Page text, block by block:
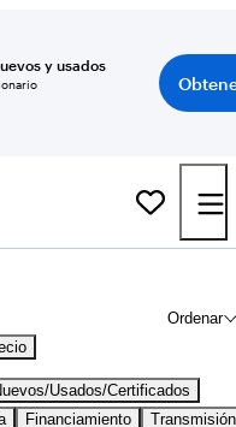
y usados
Ordenar
Usados/Certificados
Financiamiento
Transmisión